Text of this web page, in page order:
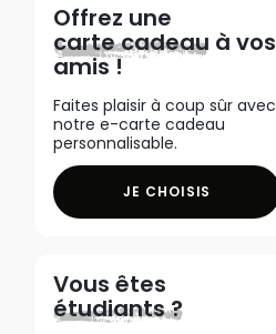
Offrez une
carte cadeau à vos
amis !
Faites plaisir à coup sûr avec
notre e-carte cadeau
personnalisable.
JE CHOISIS
Vous êtes
étudiants ?